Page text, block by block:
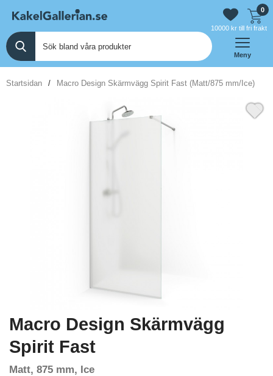
0
10000 kr till fri frakt
Meny
Startsidan Macro Design Skärmvägg Spirit Fast (Matt/875 mm/Ice)
Macro Design Skärmvägg
Spirit Fast
Matt, 875 mm, Ice